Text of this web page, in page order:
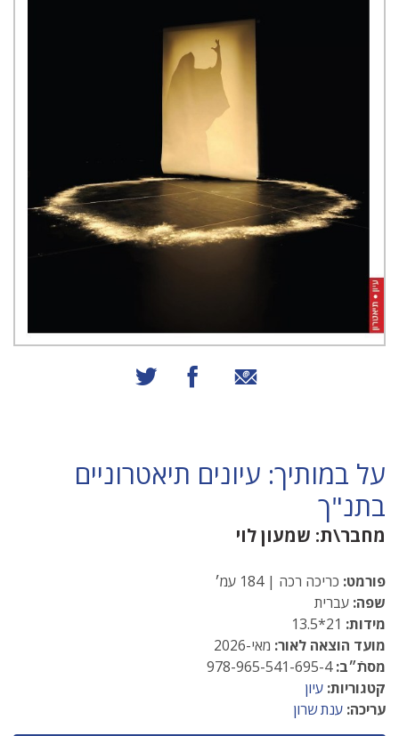
שיתוף באמצעות אימייל
שיתוף בפייסבוק
על במותיך: עיונים תיאטרוניים
בתנ"ך
מחבר\ת: שמעון לוי
פורמט: כריכה רכה | 184 עמ׳
שפה: עברית
מידות:
מועד הוצאה לאור: מאי-2026
מסתֿ״ב:978-965-541-695-4
קטגוריות: עיון
עריכה: ענת שרון